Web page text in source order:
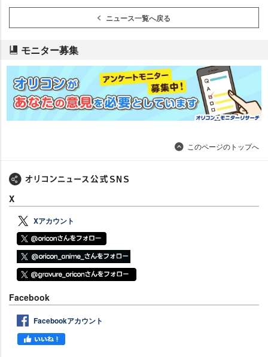
ニュース一覧へ戻る
モニター募集
このページのトップへ
X
Xアカウント
Facebook
Facebookアカウント